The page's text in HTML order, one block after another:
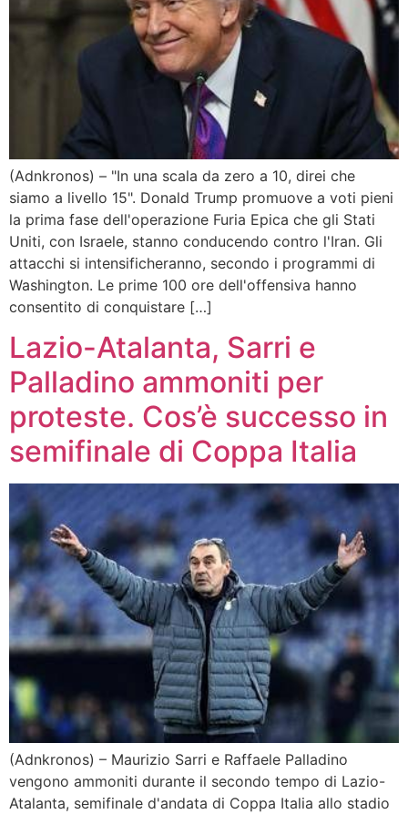
(Adnkronos) – "In una scala da zero a 10, direi che
siamo a livello 15". Donald Trump promuove a voti pieni
la prima fase dell'operazione Furia Epica che gli Stati
Uniti, con Israele, stanno conducendo contro l'Iran. Gli
attacchi si intensificheranno, secondo i programmi di
Washington. Le prime 100 ore dell'offensiva hanno
consentito di conquistare […]
Lazio-Atalanta, Sarri e
Palladino ammoniti per
proteste. Cos’è successo in
semifinale di Coppa Italia
(Adnkronos) – Maurizio Sarri e Raffaele Palladino
vengono ammoniti durante il secondo tempo di Lazio-
Atalanta, semifinale d'andata di Coppa Italia allo stadio